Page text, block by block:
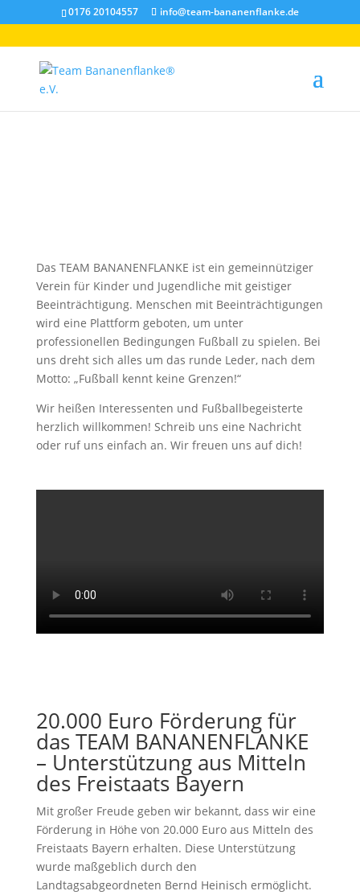
0176 20104557 info@team-bananenflanke.de
Das TEAM BANANENFLANKE ist ein gemeinnütziger
Verein für Kinder und Jugendliche mit geistiger
Beeinträchtigung. Menschen mit Beeinträchtigungen
wird eine Plattform geboten, um unter
professionellen Bedingungen Fußball zu spielen. Bei
uns dreht sich alles um das runde Leder, nach dem
Motto: „Fußball kennt keine Grenzen!“
Wir heißen Interessenten und Fußballbegeisterte
herzlich willkommen! Schreib uns eine Nachricht
oder ruf uns einfach an. Wir freuen uns auf dich!
20.000 Euro Förderung für
das TEAM BANANENFLANKE
– Unterstützung aus Mitteln
des Freistaats Bayern
Mit großer Freude geben wir bekannt, dass wir eine
Förderung in Höhe von 20.000 Euro aus Mitteln des
Freistaats Bayern erhalten. Diese Unterstützung
wurde maßgeblich durch den
Landtagsabgeordneten Bernd Heinisch ermöglicht.